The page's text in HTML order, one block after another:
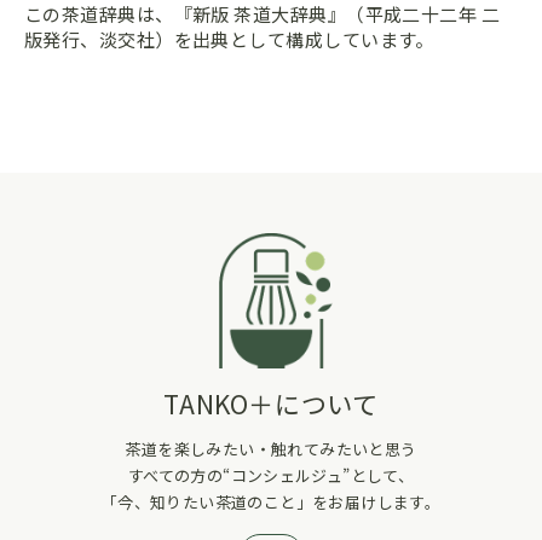
この茶道辞典は、『新版 茶道大辞典』（平成二十二年 二
版発行、淡交社）を出典として構成しています。
TANKO＋について
茶道を楽しみたい・触れてみたいと思う
すべての方の“コンシェルジュ”として、
「今、知りたい茶道のこと」をお届けします。